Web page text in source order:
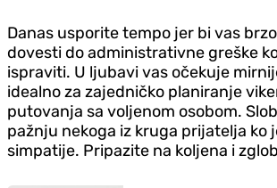
Danas usporite tempo jer bi vas
dovesti do administrativne greške
ispraviti. U ljubavi vas očekuje
idealno za zajedničko planiranje
putovanja sa voljenom osobom.
pažnju nekoga iz kruga prijatelja ko
simpatije. Pripazite na koljena i